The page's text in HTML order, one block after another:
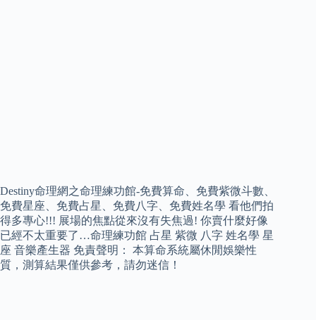
Destiny命理網之命理練功館-免費算命、免費紫微斗數、
免費星座、免費占星、免費八字、免費姓名學 看他們拍
得多專心!!! 展場的焦點從來沒有失焦過! 你賣什麼好像
已經不太重要了…命理練功館 占星 紫微 八字 姓名學 星
座 音樂產生器 免責聲明： 本算命系統屬休閒娛樂性
質，測算結果僅供參考，請勿迷信！